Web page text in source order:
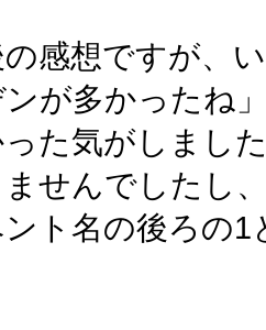
感想ですが、
が多かったね
た気がしまし
せんでしたし
ト名の後ろの